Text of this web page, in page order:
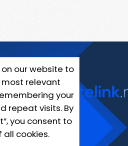
our website to
relevant
your
repeat visits. By
you consent to
all cookies.